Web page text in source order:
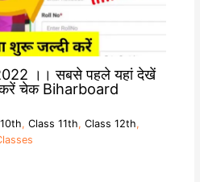
।। सबसे पहले यहां देखें
करें चेक Biharboard
, Class 11th, Class 12th,